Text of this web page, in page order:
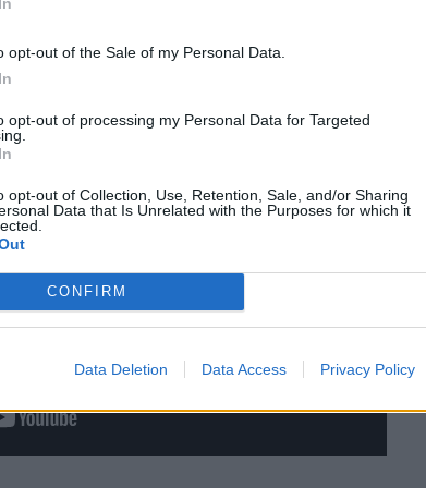
opt-out of the Sale of my Personal Data.
opt-out of processing my Personal Data for Targeted
opt-out of Collection, Use, Retention, Sale, and/or Sharing
Data that Is Unrelated with the Purposes for which it
CONFIRM
Data Deletion Data Access Privacy Policy
e approcci alternativi alla
nel settore della tossicologia e nella